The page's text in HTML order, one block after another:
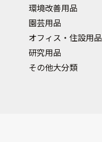
環境改善用品
園芸用品
オフィス・住設用品
研究用品
その他大分類